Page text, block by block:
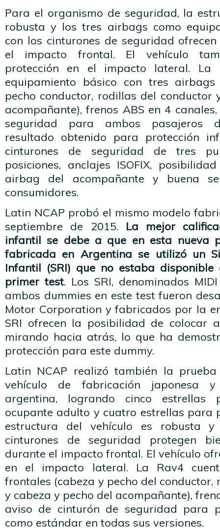
Para el organismo de seguridad, la
robusta y los tres airbags como
con los cinturones de seguridad
el impacto frontal. El vehículo
protección en el impacto lateral. La
equipamiento básico con tres
pecho conductor, rodillas del conductor
acompañante), frenos ABS en 4
seguridad para ambos pasajeros
resultado obtenido para protección
cinturones de seguridad de tres
posiciones, anclajes ISOFIX,
airbag del acompañante y buena
consumidores.
Latin NCAP probó el mismo modelo
septiembre de 2015. La mejor
infantil se debe a que en esta nueva
fabricada en Argentina se utilizó un
Infantil (SRI) que no estaba
primer test. Los SRI, denominados
ambos dummies en este test fueron
Motor Corporation y fabricados por la
SRI ofrecen la posibilidad de colocar
mirando hacia atrás, lo que ha
protección para este dummy.
Latin NCAP realizó también la
vehículo de fabricación japonesa y
argentina, logrando cinco estrellas
ocupante adulto y cuatro estrellas para
estructura del vehículo es robusta
cinturones de seguridad protegen
durante el impacto frontal. El vehículo
en el impacto lateral. La Rav4
frontales (cabeza y pecho del
y cabeza y pecho del acompañante),
aviso de cinturón de seguridad para
como estándar en todas sus versiones.